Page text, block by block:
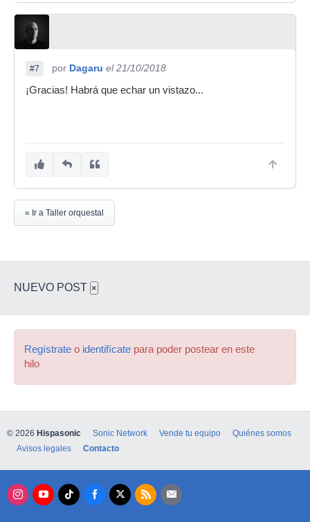
#7 por Dagaru el 21/10/2018
¡Gracias! Habrá que echar un vistazo...
« Ir a Taller orquestal
NUEVO POST ×
Regístrate o identifícate para poder postear en este
hilo
© 2026 Hispasonic Sonic Network Vende tu equipo
Quiénes somos
Avisos legales
Contacto